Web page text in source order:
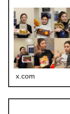
x.com